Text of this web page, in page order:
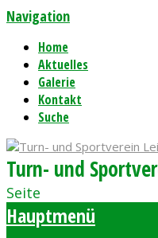
Navigation
Home
Aktuelles
Galerie
Kontakt
Suche
Turn- und
Seite
Hauptmenü